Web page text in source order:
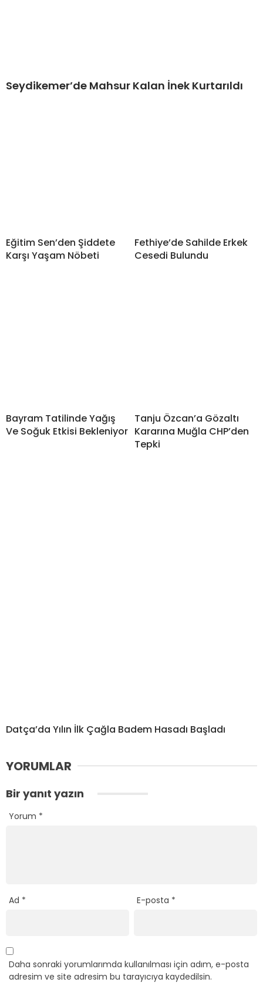
Seydikemer’de Mahsur Kalan İnek Kurtarıldı
Eğitim Sen’den Şiddete
Karşı Yaşam Nöbeti
Fethiye’de Sahilde Erkek
Cesedi Bulundu
Bayram Tatilinde Yağış
Ve Soğuk Etkisi Bekleniyor
Tanju Özcan’a Gözaltı
Kararına Muğla CHP’den
Tepki
Datça’da Yılın İlk Çağla Badem Hasadı Başladı
YORUMLAR
Bir yanıt yazın
Yorum *
Ad * E-posta *
Daha sonraki yorumlarımda kullanılması için adım, e-posta
adresim ve site adresim bu tarayıcıya kaydedilsin.